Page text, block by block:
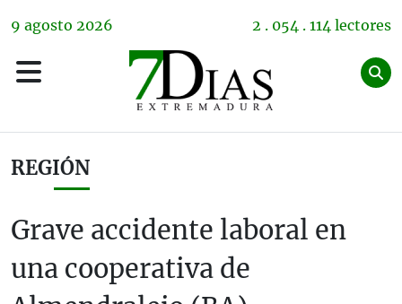
9 agosto 2026 2 . 054 . 114 lectores
REGIÓN
Grave accidente laboral en
una cooperativa de